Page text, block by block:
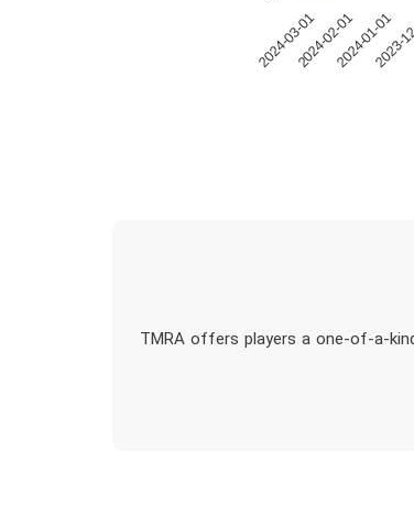
2024-03-012024-02-012024-01-01
TMRA offers players a one-of-a-